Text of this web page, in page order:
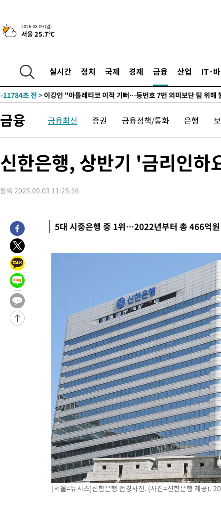
2026.08.09 (일)
서울 25.7℃
실시간 정치 국제 경제 금융 산업 IT·
-21968초 전 >이란 "호르무즈 재개방 합의 근접…美 배상 선행돼야"
청래 44.56%
-12250초 전 >
[속보]與 대표 경선 제주·인천 당원투표…金 47.75%·鄭
42.08%·宋 10.17%이강인 "아틀레티코 이적 기뻐…등번호 7번 의미보단 팀 위해
것"
-11719초 전 > [속보]與 당대표 경선, 제주·인천 권리당원 투표 김민석 승리
-4763초 전 > [속보]이강인 "감독님이 원하는 마음 느꼈고, 많은 트로피 원해
레티코 이적"
-4545초 전 >수도권 40도 육박 '펄펄'…동해안 일부 지역엔 호의주의보
-3514초 전 >
온열질환 사망자 3명 늘어…누적 환자 3000명 돌파
42분 전 >강릉에 시간당 81.4㎜ 물폭탄…도로 잠기고 담벼락 붕괴
2시간 전 >선재도서 해루질 나섰다 실종 60대, 닷새 만에 숨진 채 발견
3시간 전 >남자 농구, 나고야 아시안게임서 '홈팀' 일본과 한일전
3시간 전 >
여수 오동도 해상서 모터보트 전복…1명 사망·1명 실종
4시간 전 >
극한폭염 한풀 꺾이지만…'낮 최고 35도' 무더위, 열대야 계속[다
날씨]
5시간 전 >
5시간 전 >
[속보]'압수수색·성접대 논란' 축구협회 "실망과 걱정 안겨드려
8시간 전 >
'최고 37도' 폭염 지속…강원동해안 최대 150㎜ 비
10시간 전 >
[속보]뉴욕증시 상승 마감…S&P 0.6% 나스닥 1.3%↑
-21968초 전 >
이란 "호르무즈 재개방 합의 근접…美 배상 선행돼야"
-13015초 전 >
[속보]與최고위원 제주·인천 순회경선…박선원·최민희·서미
[속보]김민석, 與 전대 당원투표 누적 득표율 45.42%로 1위…
[속보]與 대표 경선 제주·인천 당원투표…金 47.75%·鄭
42.08%·宋 10.17%이강인 "아틀레티코 이적 기뻐…등번호 7번 의미보단 팀 위해
[속보]與 당대표 경선, 제주·인천 권리당원 투표 김민석 승리
낮 최고 35도 '무더위'…동해안 시간당 30㎜ '강한 비'[내일날
[속보]이강인 "감독님이 원하는 마음 느꼈고, 많은 트로피 원해
수도권 40도 육박 '펄펄'…동해안 일부 지역엔 호의주의보
온열질환 사망자 3명 늘어…누적 환자 3000명 돌파
강릉에 시간당 81.4㎜ 물폭탄…도로 잠기고 담벼락 붕괴
백운산서 80년근 천종산삼 9뿌리 발견…감정가 1.3억원
선재도서 해루질 나섰다 실종 60대, 닷새 만에 숨진 채 발견
남자 농구, 나고야 아시안게임서 '홈팀' 일본과 한일전
금융 금융최신 증권 금융정책/통화 은행
신한은행, 상반기 '금리인
등록 2025.09.03 11:25:16
5대 시중은행 중 1위…2022년부터 총 466억
[서울=뉴시스]신한은행 전경사진. (사진=신한은행 제공).